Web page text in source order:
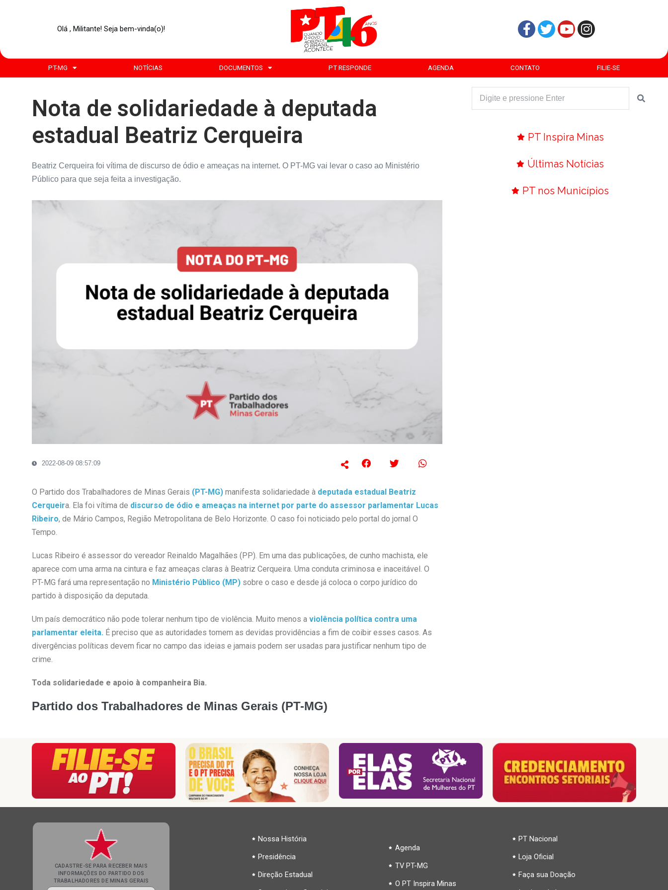
Olá , Militante! Seja bem-vinda(o)!
PT-MG NOTÍCIAS DOCUMENTOS PT RESPONDE AGENDA CONTATO FILIE-SE
Nota de solidariedade à deputada
estadual Beatriz Cerqueira
Beatriz Cerqueira foi vítima de discurso de ódio e ameaças na internet. O PT-MG vai levar o caso ao Ministério
Público para que seja feita a investigação.
2022-08-09 08:57:09
O Partido dos Trabalhadores de Minas Gerais (PT-MG)manifesta solidariedade à deputada estadual Beatriz
Cerqueira. Ela foi vítima de discurso de ódio e ameaças na internet por parte do assessor parlamentar Lucas
Ribeiro, de Mário Campos, Região Metropolitana de Belo Horizonte. O caso foi noticiado pelo portal do jornal O
Tempo.
Lucas Ribeiro é assessor do vereador Reinaldo Magalhães (PP). Em uma das publicações, de cunho machista, ele
aparece com uma arma na cintura e faz ameaças claras à Beatriz Cerqueira. Uma conduta criminosa e inaceitável. O
PT-MG fará uma representação no Ministério Público (MP)sobre o caso e desde já coloca o corpo jurídico do
partido à disposição da deputada.
Um país democrático não pode tolerar nenhum tipo de violência. Muito menos a violência política contra uma
parlamentar eleita. É preciso que as autoridades tomem as devidas providências a fim de coibir esses casos. As
divergências políticas devem ficar no campo das ideias e jamais podem ser usadas para justificar nenhum tipo de
crime.
Toda solidariedade e apoio à companheira Bia.
Partido dos Trabalhadores de Minas Gerais (PT-MG)
PT Inspira Minas
Últimas Notícias
PT nos Municípios
CADASTRE-SE PARA RECEBER MAIS
INFORMAÇÕES DO PARTIDO DOS
TRABALHADORES DE MINAS GERAIS
Nossa História
Presidência
Direção Estadual
Agenda
TV PT-MG
O PT Inspira Minas
PT Nacional
Loja Oficial
Faça sua Doação